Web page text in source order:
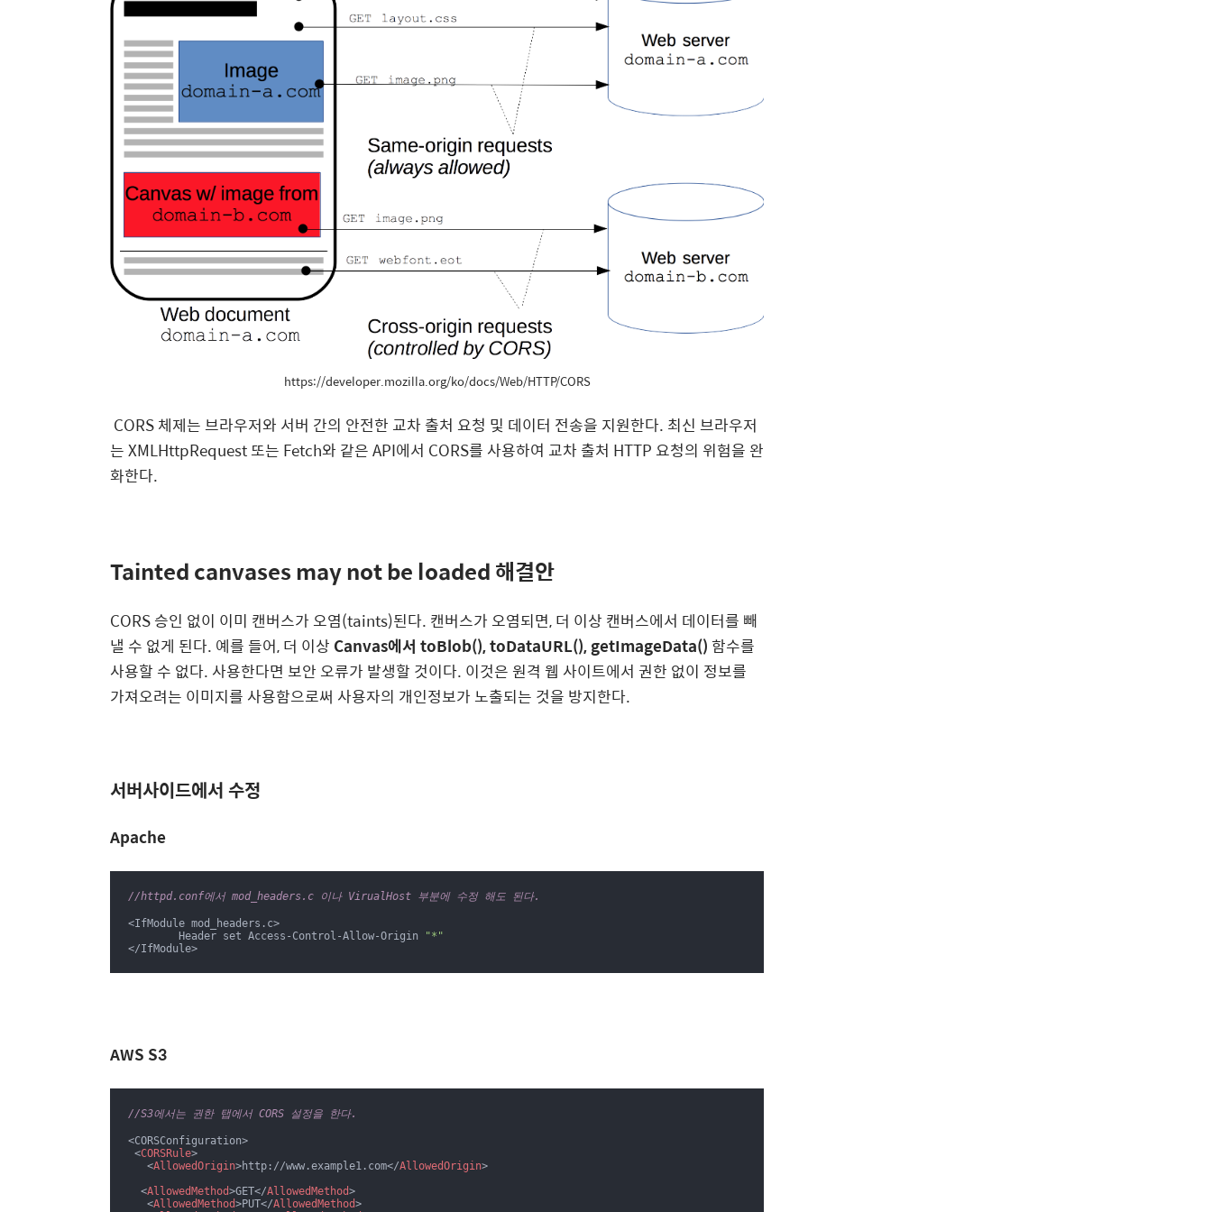
https://developer.mozilla.org/ko/docs/Web/HTTP/CORS
CORS 체제는 브라우저와 서버 간의 안전한 교차 출처 요청 및 데이터 전송을 지원한다. 최신 브라우저
는 XMLHttpRequest 또는 Fetch와 같은 API에서 CORS를 사용하여 교차 출처 HTTP 요청의 위험을 완
화한다.
Tainted canvases may not be loaded 해결안
CORS 승인 없이 이미 캔버스가 오염(taints)된다. 캔버스가 오염되면, 더 이상 캔버스에서 데이터를 빼
낼 수 없게 된다. 예를 들어, 더 이상 Canvas에서 toBlob(), toDataURL(), getImageData() 함수를
사용할 수 없다. 사용한다면 보안 오류가 발생할 것이다. 이것은 원격 웹 사이트에서 권한 없이 정보를
가져오려는 이미지를 사용함으로써 사용자의 개인정보가 노출되는 것을 방지한다.
서버사이드에서 수정
Apache
//httpd.conf에서 mod_headers.c 이나 VirualHost 부분에 수정 해도 된다.
<IfModule mod_headers.c>
	Header set Access-Control-Allow-Origin
"*"
</IfModule>
AWS S3
//S3에서는 권한 탭에서 CORS 설정을 한다.
<CORSConfiguration>
<CORSRule>
<AllowedOrigin>http://www.example1.com</AllowedOrigin>
<AllowedMethod>GET</AllowedMethod>
<AllowedMethod>PUT</AllowedMethod>